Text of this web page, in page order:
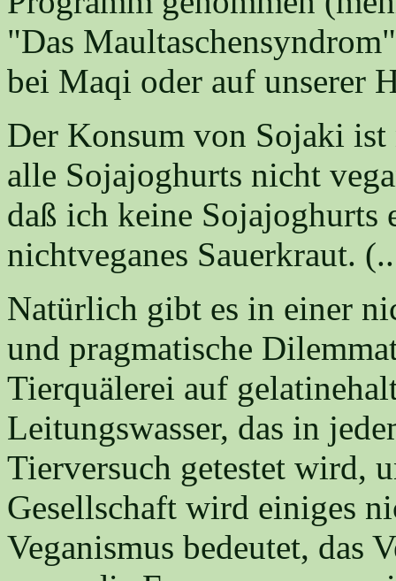
"Das
bei Maqi oder auf unserer
Der Konsum von Sojaki
alle Sojajoghurts nicht
daß ich keine Sojajoghurts
nichtveganes Sauerkraut.
Natürlich gibt es in einer
und pragmatische
Tierquälerei auf
Leitungswasser, das in
Tierversuch getestet wird,
Gesellschaft wird einiges
Veganismus bedeutet, das